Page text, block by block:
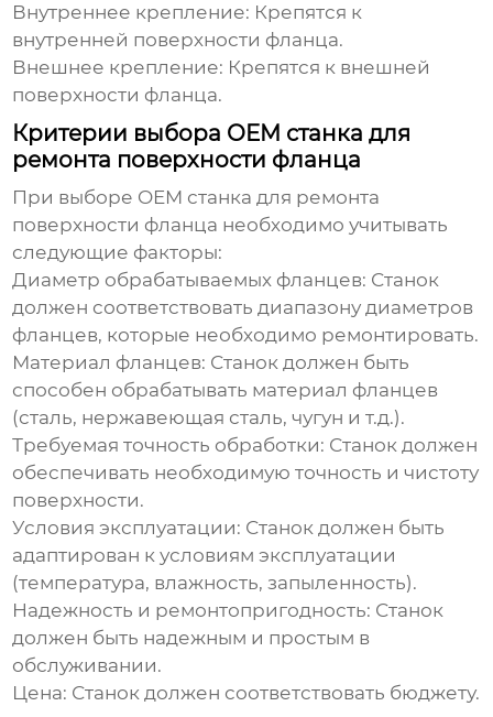
Внутреннее крепление: Крепятся к
внутренней поверхности фланца.
Внешнее крепление: Крепятся к внешней
поверхности фланца.
Критерии выбора OEM станка для
ремонта поверхности фланца
При выборе OEM станка для ремонта
поверхности фланца необходимо учитывать
следующие факторы:
Диаметр обрабатываемых фланцев: Станок
должен соответствовать диапазону диаметров
фланцев, которые необходимо ремонтировать.
Материал фланцев: Станок должен быть
способен обрабатывать материал фланцев
(сталь, нержавеющая сталь, чугун и т.д.).
Требуемая точность обработки: Станок должен
обеспечивать необходимую точность и чистоту
поверхности.
Условия эксплуатации: Станок должен быть
адаптирован к условиям эксплуатации
(температура, влажность, запыленность).
Надежность и ремонтопригодность: Станок
должен быть надежным и простым в
обслуживании.
Цена: Станок должен соответствовать бюджету.